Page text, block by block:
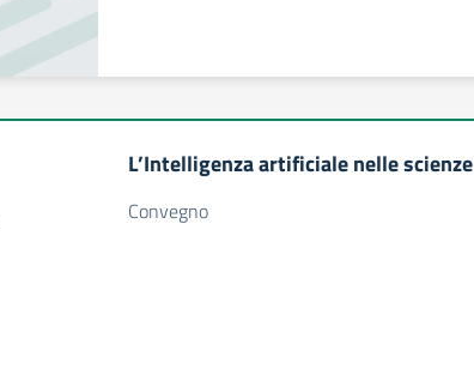
L’Intelligenza artificiale nelle scienze
Convegno